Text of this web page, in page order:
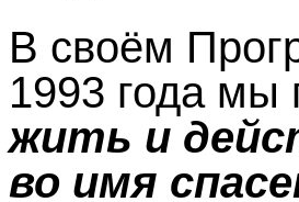
В своём
1993 года мы
жить и
во имя